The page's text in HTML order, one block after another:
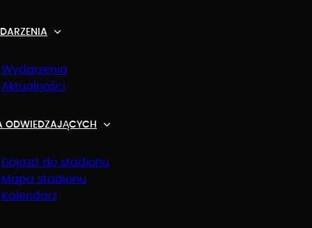
Wydarzenia
Aktualności
ODWIEDZAJĄCYCH
Dojazd do stadionu
Mapa stadionu
Kalendarz